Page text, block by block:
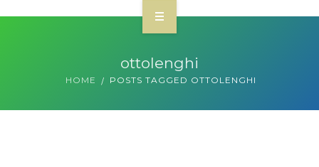
ottolenghi
HOME POSTS TAGGED OTTOLENGHI